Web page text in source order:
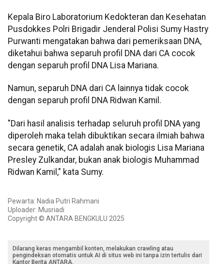
Kepala Biro Laboratorium Kedokteran dan Kesehatan
Pusdokkes Polri Brigadir Jenderal Polisi Sumy Hastry
Purwanti mengatakan bahwa dari pemeriksaan DNA,
diketahui bahwa separuh profil DNA dari CA cocok
dengan separuh profil DNA Lisa Mariana.
Namun, separuh DNA dari CA lainnya tidak cocok
dengan separuh profil DNA Ridwan Kamil.
"Dari hasil analisis terhadap seluruh profil DNA yang
diperoleh maka telah dibuktikan secara ilmiah bahwa
secara genetik, CA adalah anak biologis Lisa Mariana
Presley Zulkandar, bukan anak biologis Muhammad
Ridwan Kamil," kata Sumy.
Pewarta: Nadia Putri Rahmani
Uploader: Musriadi
Copyright © ANTARA BENGKULU 2025
Dilarang keras mengambil konten, melakukan crawling atau
pengindeksan otomatis untuk AI di situs web ini tanpa izin tertulis dari
Kantor Berita ANTARA.